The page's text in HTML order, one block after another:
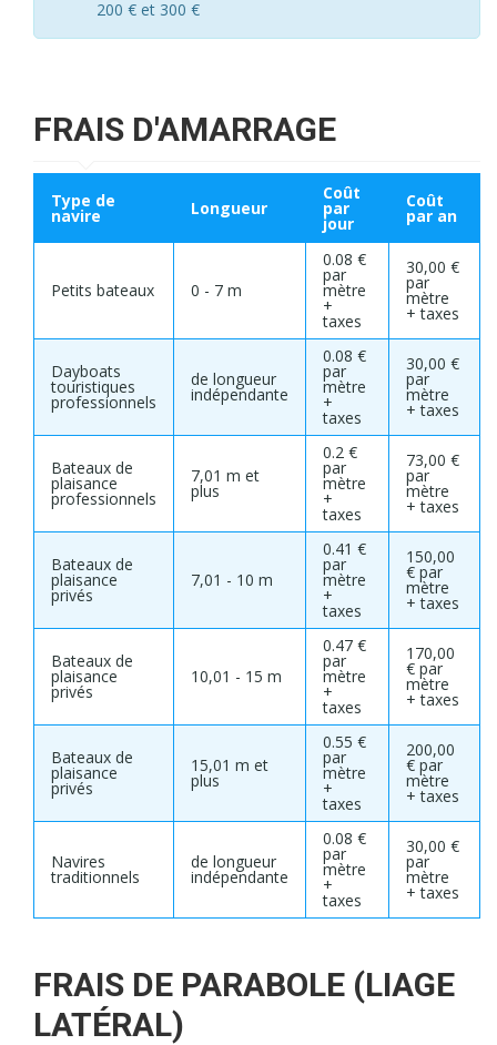
200 € et 300 €
FRAIS D'AMARRAGE
Type de
navire Longueur
Coût
par
jour
Coût
par an
Petits bateaux 0 - 7 m
0.08 €
par
mètre
+
taxes
30,00 €
par
mètre
+ taxes
Dayboats
touristiques
professionnels
de longueur
indépendante
0.08 €
par
mètre
+
taxes
30,00 €
par
mètre
+ taxes
Bateaux de
plaisance
professionnels
7,01 m et
plus
0.2 €
par
mètre
+
taxes
73,00 €
par
mètre
+ taxes
Bateaux de
plaisance
privés
7,01 - 10 m
0.41 €
par
mètre
+
taxes
150,00
€ par
mètre
+ taxes
Bateaux de
plaisance
privés
10,01 - 15 m
0.47 €
par
mètre
+
taxes
170,00
€ par
mètre
+ taxes
Bateaux de
plaisance
privés
15,01 m et
plus
0.55 €
par
mètre
+
taxes
200,00
€ par
mètre
+ taxes
Navires
traditionnels
de longueur
indépendante
0.08 €
par
mètre
+
taxes
30,00 €
par
mètre
+ taxes
FRAIS DE PARABOLE (LIAGE
LATÉRAL)